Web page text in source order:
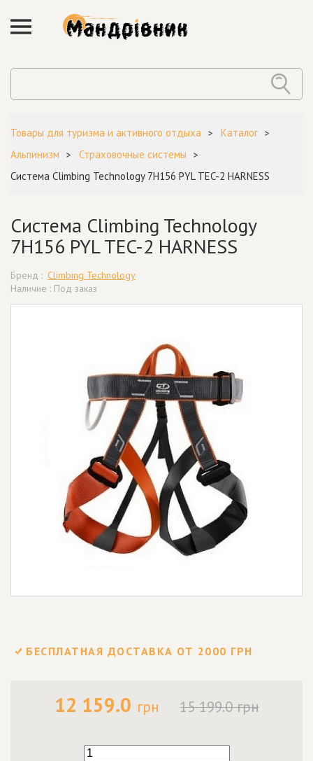
Товары для туризма и активного отдыха
Каталог
Альпинизм
Страховочные системы
Система Climbing Technology 7H156 PYL TEC-2 HARNESS
Система Climbing Technology
7H156 PYL TEC-2 HARNESS
Бренд : Climbing Technology
Наличие : Под заказ
БЕСПЛАТНАЯ ДОСТАВКА ОТ 2000 ГРН
12 159.0 грн 15 199.0 грн